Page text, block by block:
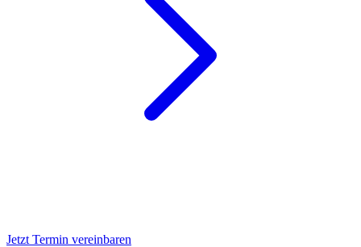
Jetzt Termin vereinbaren